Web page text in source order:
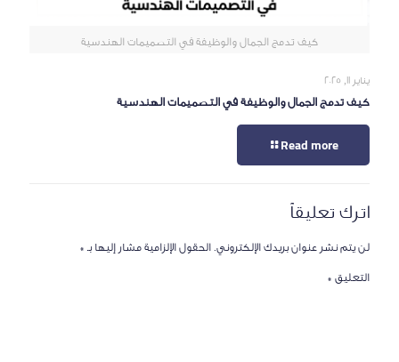
كيف تدمج الجمال والوظيفة في التصميمات الهندسية
يناير 11, 2025
كيف تدمج الجمال والوظيفة في التصميمات الهندسية
Read more
اترك تعليقاً
لن يتم نشر عنوان بريدك الإلكتروني. الحقول الإلزامية مشار إليها بـ *
التعليق *